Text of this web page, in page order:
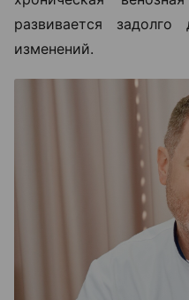
развивается
изменений.